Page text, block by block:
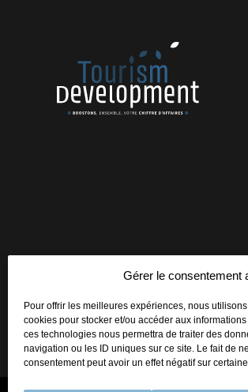
Gérer le consentement
Pour offrir les meilleures expériences, nous
cookies pour stocker et/ou accéder aux
ces technologies nous permettra de traiter des
navigation ou les ID uniques sur ce site. Le fait de
consentement peut avoir un effet négatif sur